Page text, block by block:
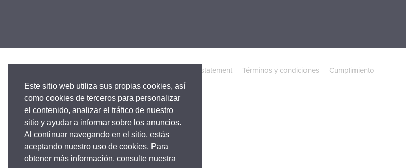
Este sitio web utiliza sus propias cookies, así
como cookies de terceros para personalizar
el contenido, analizar el tráfico de nuestro
sitio y ayudar a informar sobre los anuncios.
Al continuar navegando en el sitio, estás
aceptando nuestro uso de cookies. Para
obtener más información, consulte nuestra
Accesibilidad Warranty statement Términos y condiciones Cumplimiento